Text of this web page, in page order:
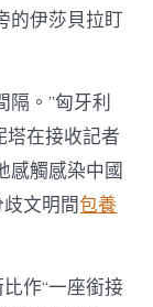
的伊莎貝拉盯
隔。”匈牙利
塔在接收記者
感觸感染中國
文明間包養
作“一座銜接